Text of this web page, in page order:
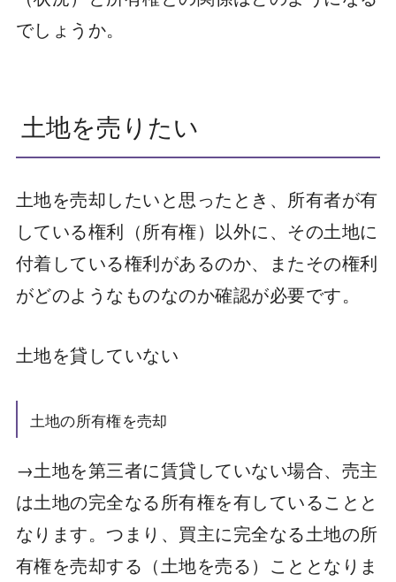
でしょうか。
土地を売りたい
土地を売却したいと思ったとき、所有者が有
している権利（所有権）以外に、その土地に
付着している権利があるのか、またその権利
がどのようなものなのか確認が必要です。
土地を貸していない
土地の所有権を売却
→土地を第三者に賃貸していない場合、売主
は土地の完全なる所有権を有していることと
なります。つまり、買主に完全なる土地の所
有権を売却する（土地を売る）こととなりま